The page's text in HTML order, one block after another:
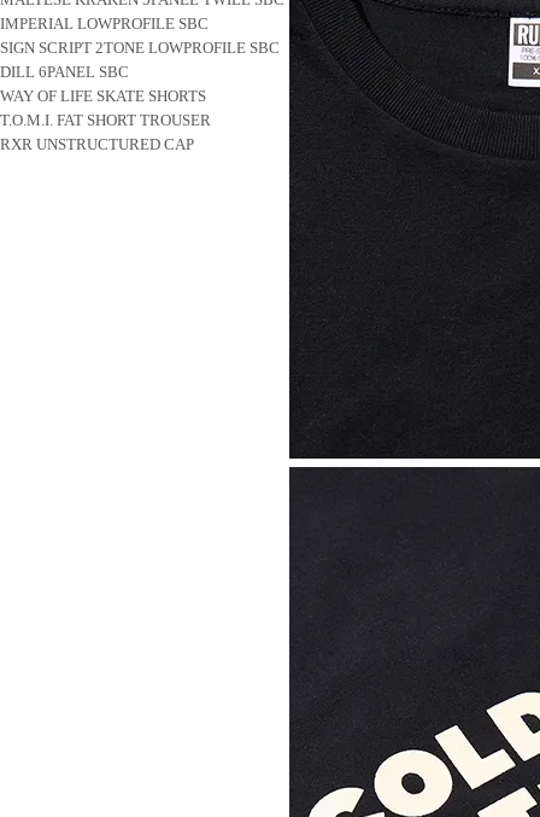
IMPERIAL LOWPROFILE SBC
SIGN SCRIPT 2TONE LOWPROFILE SBC
DILL 6PANEL SBC
WAY OF LIFE SKATE SHORTS
T.O.M.I. FAT SHORT TROUSER
RXR UNSTRUCTURED CAP